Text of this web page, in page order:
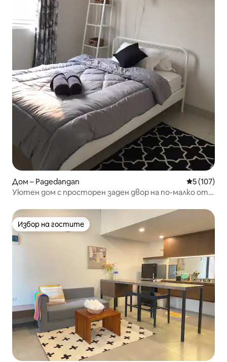
Дом – Pagedangan Средна
5 (107)
Уютен дом с просторен заден двор на по-малко от
Избор на гостите
Избор на гостите